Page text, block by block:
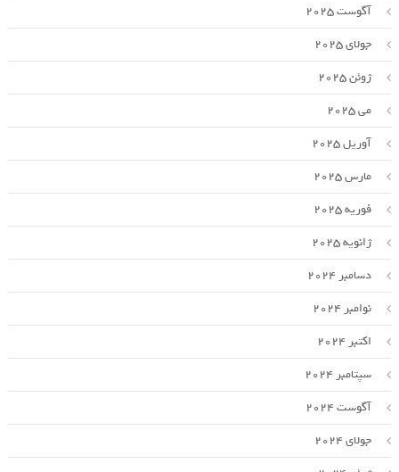
آگوست 2025
جولای 2025
ژوئن 2025
می 2025
آوریل 2025
مارس 2025
فوریه 2025
ژانویه 2025
دسامبر 2024
نوامبر 2024
اکتبر 2024
سپتامبر 2024
آگوست 2024
جولای 2024